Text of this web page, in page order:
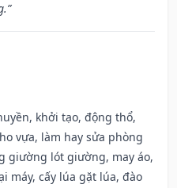
khởi tạo, động thổ,
vựa, làm hay sửa phòng
giường lót giường, may áo,
máy, cấy lúa gặt lúa, đào